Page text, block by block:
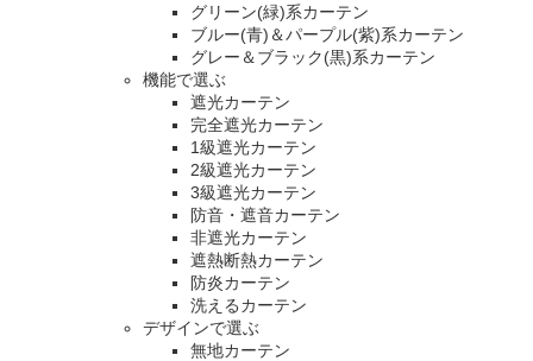
グリーン(緑)系カーテン
ブルー(青)＆パープル(紫)系カーテン
グレー＆ブラック(黒)系カーテン
機能で選ぶ
遮光カーテン
完全遮光カーテン
1級遮光カーテン
2級遮光カーテン
3級遮光カーテン
防音・遮音カーテン
非遮光カーテン
遮熱断熱カーテン
防炎カーテン
洗えるカーテン
デザインで選ぶ
無地カーテン